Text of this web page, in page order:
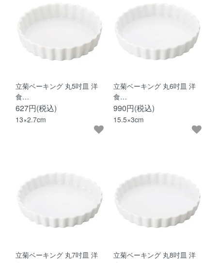
立菊ベーキング 丸5吋皿 洋
食…
627円(税込)
13×2.7cm
立菊ベーキング 丸6吋皿 洋
食…
990円(税込)
15.5×3cm
立菊ベーキング 丸7吋皿 洋
立菊ベーキング 丸8吋皿 洋